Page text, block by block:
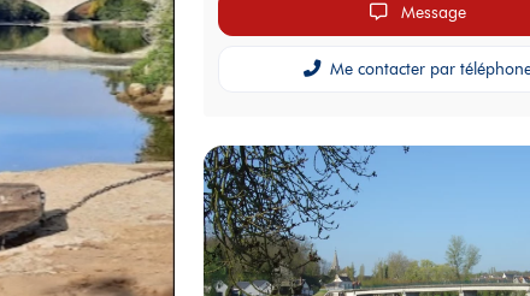
Message
Me contacter par